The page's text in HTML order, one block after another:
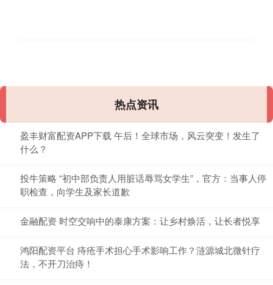
热点资讯
盈丰财富配资APP下载 午后！全球市场，风云突变！发生了
什么？
投牛策略 “初中部负责人用脏话辱骂女学生”，官方：当事人停
职检查，向学生及家长道歉
金融配资 时空交响中的泰康方案：让乡村焕活，让长者悦享
鸿阳配资平台 痔疮手术担心手术影响工作？涟源城北微针疗
法，不开刀治痔！